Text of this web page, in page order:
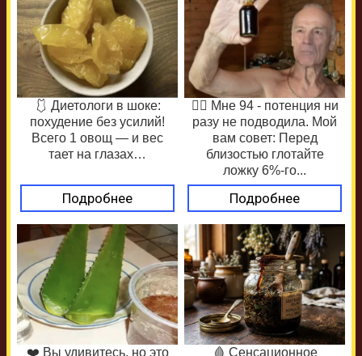
🩱 Диетологи в шоке:
похудение без усилий!
Всего 1 овощ — и вес
тает на глазах…
Подробнее
❤️‍🔥 Мне 94 - потенция ни
разу не подводила. Мой
вам совет: Перед
близостью глотайте
ложку 6%-го...
Подробнее
❤️ Вы удивитесь, но это 🩸 Сенсационное